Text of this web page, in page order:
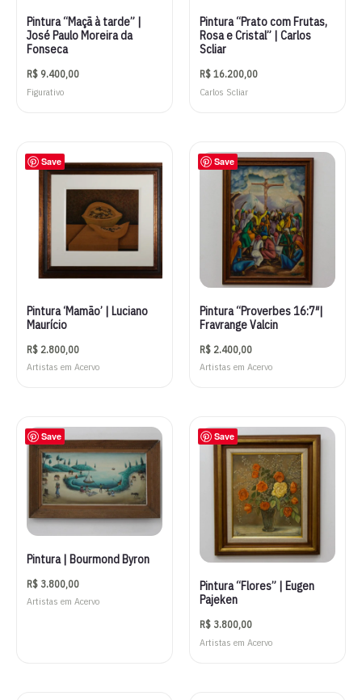
Pintura “Maçã à tarde” |
José Paulo Moreira da
Fonseca
R$ 9.400,00
Figurativo
Pintura “Prato com Frutas,
Rosa e Cristal” | Carlos
Scliar
R$16.200,00
Carlos Scliar
Save
Pintura ‘Mamão’ | Luciano
Maurício
R$ 2.800,00
Artistas em Acervo
Save
Pintura “Proverbes 16:7″|
Fravrange Valcin
R$ 2.400,00
Artistas em Acervo
Save
Pintura | Bourmond Byron
R$ 3.800,00
Artistas em Acervo
Save
Pintura “Flores” | Eugen
Pajeken
R$ 3.800,00
Artistas em Acervo